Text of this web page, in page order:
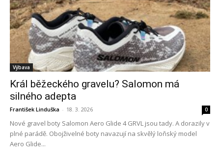
Výbava
Král běžeckého gravelu? Salomon má
silného adepta
František Linduška - 18. 3. 2026 0
Nové gravel boty Salomon Aero Glide 4 GRVL jsou tady. A dorazily v
plné parádě. Obojživelné boty navazují na skvělý loňský model
Aero Glide...